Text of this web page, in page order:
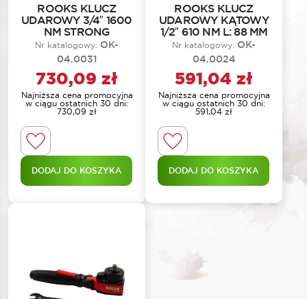
ROOKS KLUCZ
UDAROWY 3/4″ 1600
NM STRONG
Nr katalogowy: OK-
04.0031
730,09 zł
Najniższa cena promocyjna
w ciągu ostatnich 30 dni:
730,09 zł
DODAJ DO KOSZYKA
ROOKS KLUCZ
UDAROWY KĄTOWY
1/2″ 610 NM L: 88 MM
Nr katalogowy: OK-
04.0024
591,04 zł
Najniższa cena promocyjna
w ciągu ostatnich 30 dni:
591,04 zł
DODAJ DO KOSZYKA